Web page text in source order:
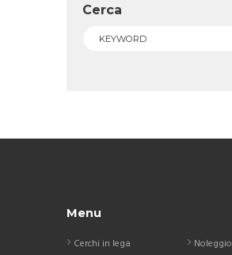
Cerca
Menu
Cerchi in lega
Noleggio